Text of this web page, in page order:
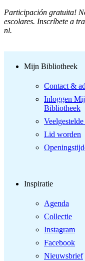
Participación gratuita!
escolares. Inscríbete a
nl.
Mijn Bibliotheek
Contact &
Inloggen
Bibliotheek
Lid worden
Inspiratie
Agenda
Collectie
Instagram
Facebook
Nieuwsbrief